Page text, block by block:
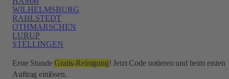
WILHELMSBURG
RAHLSTEDT
OTHMARSCHEN
LURUP
STELLINGEN
Erste StundeGratis-Reinigung! Jetzt Code notieren und beim ersten
Auftrag einlösen.